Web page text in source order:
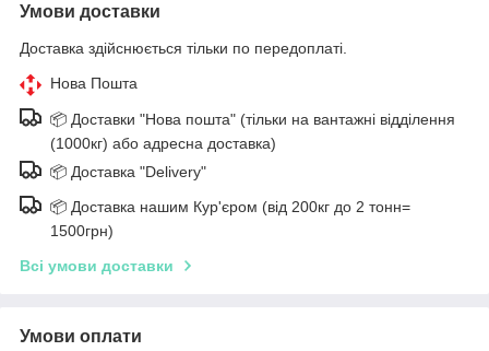
Умови доставки
Доставка здійснюється тільки по передоплаті.
Нова Пошта
📦 Доставки "Нова пошта" (тільки на вантажні відділення
(1000кг) або адресна доставка)
📦 Доставка "Delivery"
📦 Доставка нашим Кур'єром (від 200кг до 2 тонн=
1500грн)
Всі умови доставки
Умови оплати